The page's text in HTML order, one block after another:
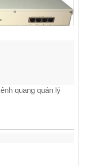
quang quản lý